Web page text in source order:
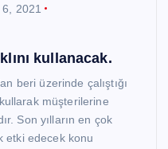
2021
kullanacak.
beri üzerinde çalıştığı
müşterilerine
Son yılların en çok
etki edecek konu